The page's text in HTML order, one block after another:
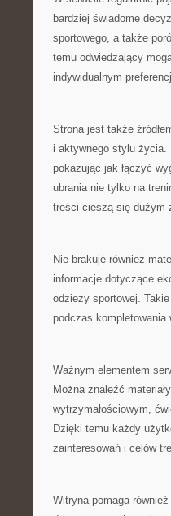
bardziej świadome
sportowego, a także
temu odwiedzający
indywidualnym
Strona jest także
i aktywnego stylu
pokazując jak łączyć
ubrania nie tylko na
treści cieszą się dużym
Nie brakuje również
informacje dotyczące
odzieży sportowej.
podczas kompletowania
Ważnym elementem
Można znaleźć
wytrzymałościowym,
Dzięki temu każdy
zainteresowań i celów
Witryna pomaga